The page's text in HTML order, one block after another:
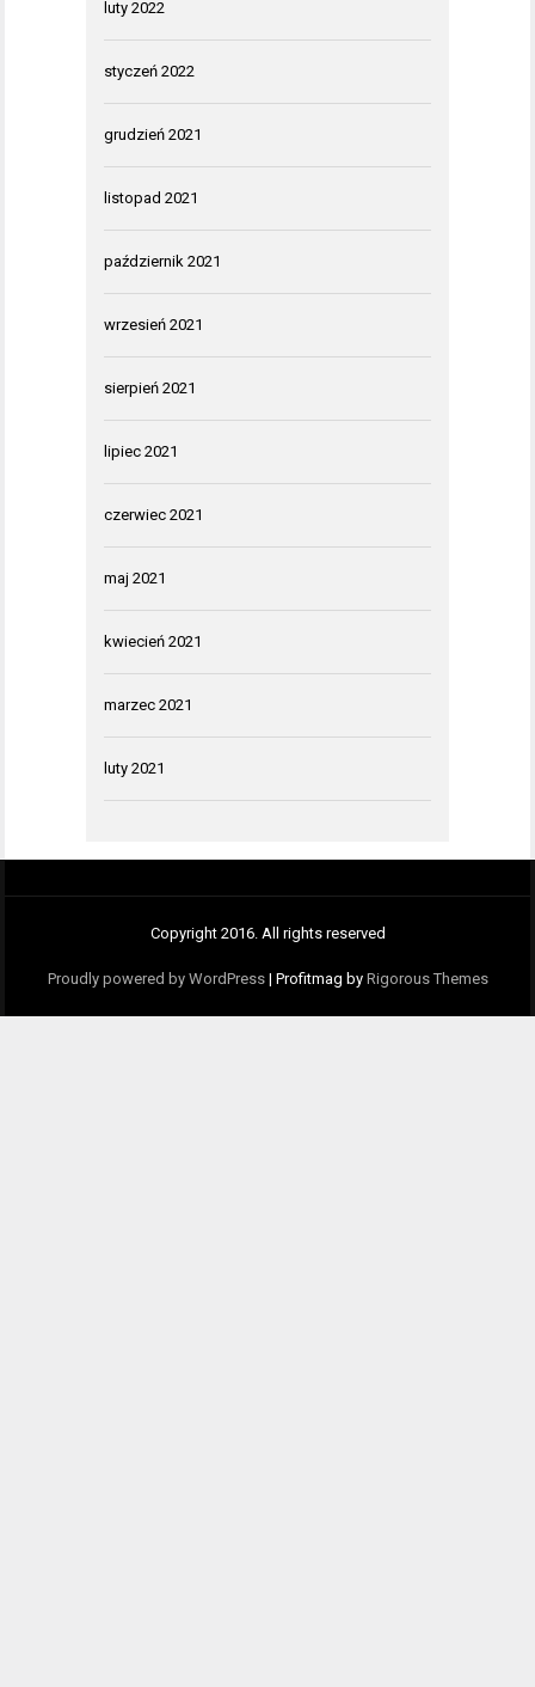
luty 2022
styczeń 2022
grudzień 2021
listopad 2021
październik 2021
wrzesień 2021
sierpień 2021
lipiec 2021
czerwiec 2021
maj 2021
kwiecień 2021
marzec 2021
luty 2021
Copyright 2016. All rights reserved
Proudly powered by WordPress | Profitmag by Rigorous Themes